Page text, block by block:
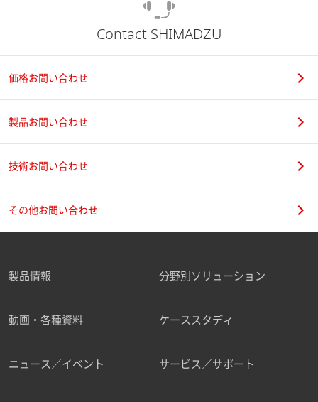
Contact SHIMADZU
価格お問い合わせ
製品お問い合わせ
技術お問い合わせ
その他お問い合わせ
製品情報 分野別ソリューション
動画・各種資料 ケーススタディ
ニュース／イベント サービス／サポート